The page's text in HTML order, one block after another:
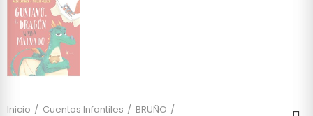
Inicio Cuentos Infantiles
BRUÑO